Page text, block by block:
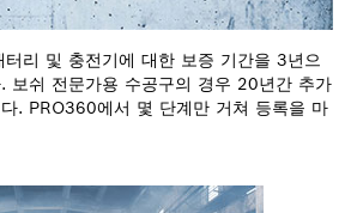
리 및 충전기에 대한 보증 기간을 3년으
보쉬 전문가용 수공구의 경우 20년간 추가
. PRO360에서 몇 단계만 거쳐 등록을 마